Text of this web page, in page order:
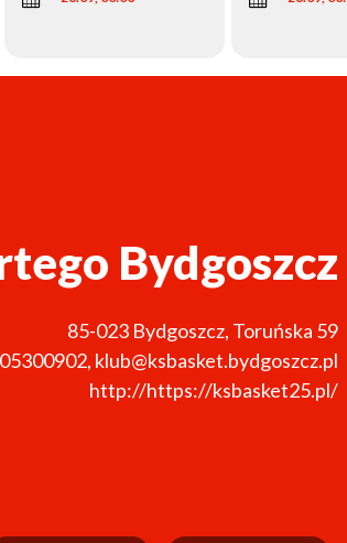
Bydgoszcz
85-023 Bydgoszcz, Toruńska 59
, klub@ksbasket.bydgoszcz.pl
http://https://ksbasket25.pl/